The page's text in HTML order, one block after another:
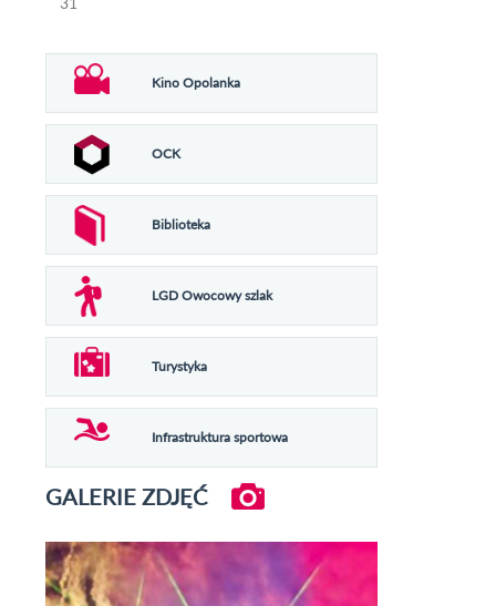
Kino Opolanka
OCK
Biblioteka
LGD Owocowy szlak
Turystyka
Infrastruktura sportowa
GALERIE ZDJĘĆ